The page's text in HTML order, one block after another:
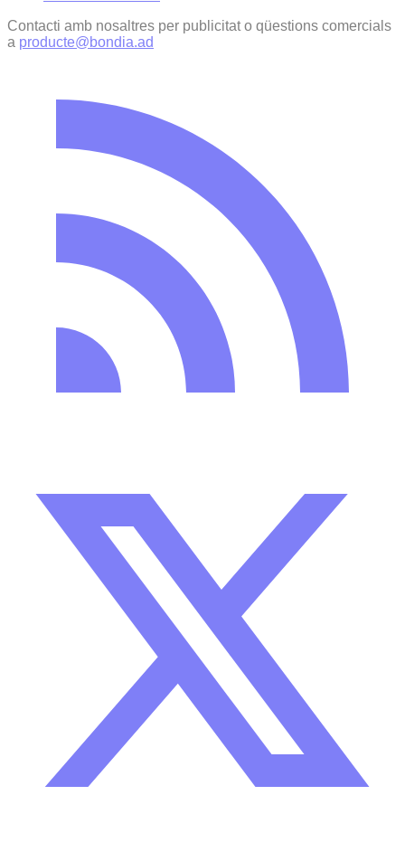
Contacti amb nosaltres per publicitat o qüestions comercials
a producte@bondia.ad